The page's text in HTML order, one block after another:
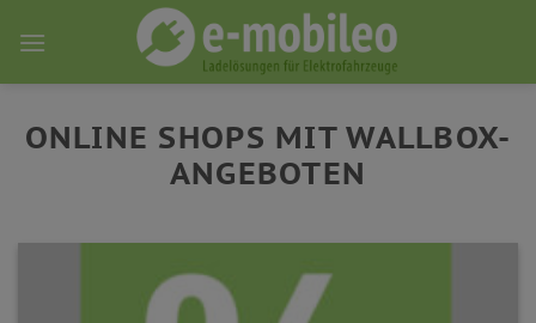
ONLINE SHOPS MIT WALLBOX-
ANGEBOTEN